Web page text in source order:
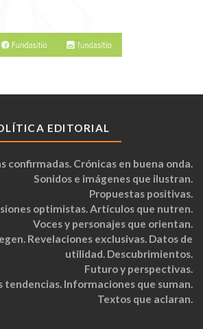
EDITORIAL
confirmadas. Crónicas en buena onda.
Sonidos e imágenes que ilustran.
Propuestas positivas.
optimistas. Artículos que nutren.
Voces y personajes que orientan.
Revelaciones exclusivas. Datos de
utilidad. Descubrimientos.
Futuro y perspectivas.
tendencias. Informaciones que suman.
Textos que aclaran.